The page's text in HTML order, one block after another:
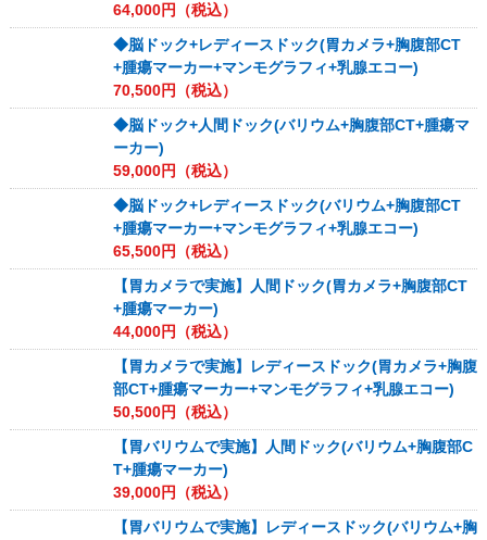
64,000円（税込）
◆脳ドック+レディースドック(胃カメラ+胸腹部CT
+腫瘍マーカー+マンモグラフィ+乳腺エコー)
70,500円（税込）
◆脳ドック+人間ドック(バリウム+胸腹部CT+腫瘍マ
ーカー)
59,000円（税込）
◆脳ドック+レディースドック(バリウム+胸腹部CT
+腫瘍マーカー+マンモグラフィ+乳腺エコー)
65,500円（税込）
【胃カメラで実施】人間ドック(胃カメラ+胸腹部CT
+腫瘍マーカー)
44,000円（税込）
【胃カメラで実施】レディースドック(胃カメラ+胸腹
部CT+腫瘍マーカー+マンモグラフィ+乳腺エコー)
50,500円（税込）
【胃バリウムで実施】人間ドック(バリウム+胸腹部C
T+腫瘍マーカー)
39,000円（税込）
【胃バリウムで実施】レディースドック(バリウム+胸